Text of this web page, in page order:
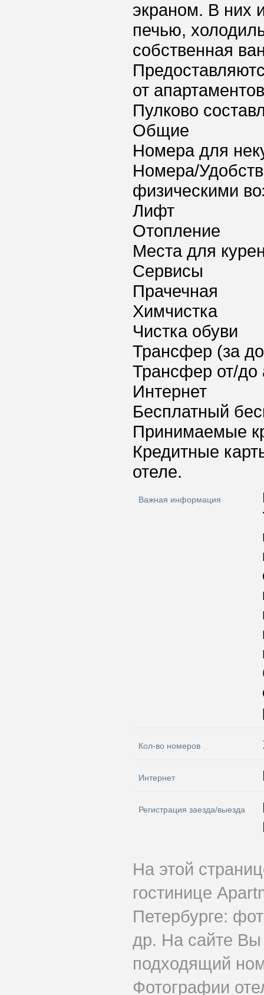
экраном. В них
печью,
собственная
от
Пулково
Общие
Номера для
Номера/
физическими
Лифт
Отопление
Места для
Сервисы
Прачечная
Химчистка
Чистка обуви
Трансфер (за
Трансфер от/до
Интернет
Бесплатный
Принимаемые
Кредитные
отеле.
Важная информация
Кол-во номеров
Интернет
Регистрация заезда/выезда
На этой
гостинице
Петербурге:
др. На сайте Вы
подходящий
Фотографии